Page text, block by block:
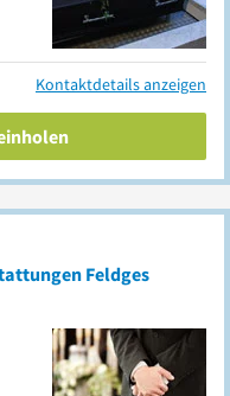
Kontaktdetails anzeigen
Feldges